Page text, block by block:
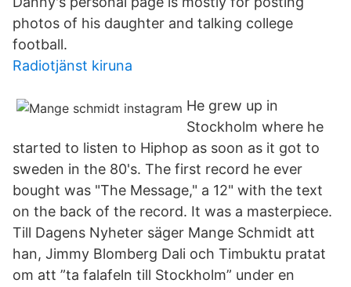
photos of his daughter and talking college
football.
Radiotjänst kiruna
He grew up in
Stockholm where he
started to listen to Hiphop as soon as it got to
sweden in the 80's. The first record he ever
bought was "The Message," a 12" with the text
on the back of the record. It was a masterpiece.
Till Dagens Nyheter säger Mange Schmidt att
han, Jimmy Blomberg Dali och Timbuktu pratat
om att ”ta falafeln till Stockholm” under en